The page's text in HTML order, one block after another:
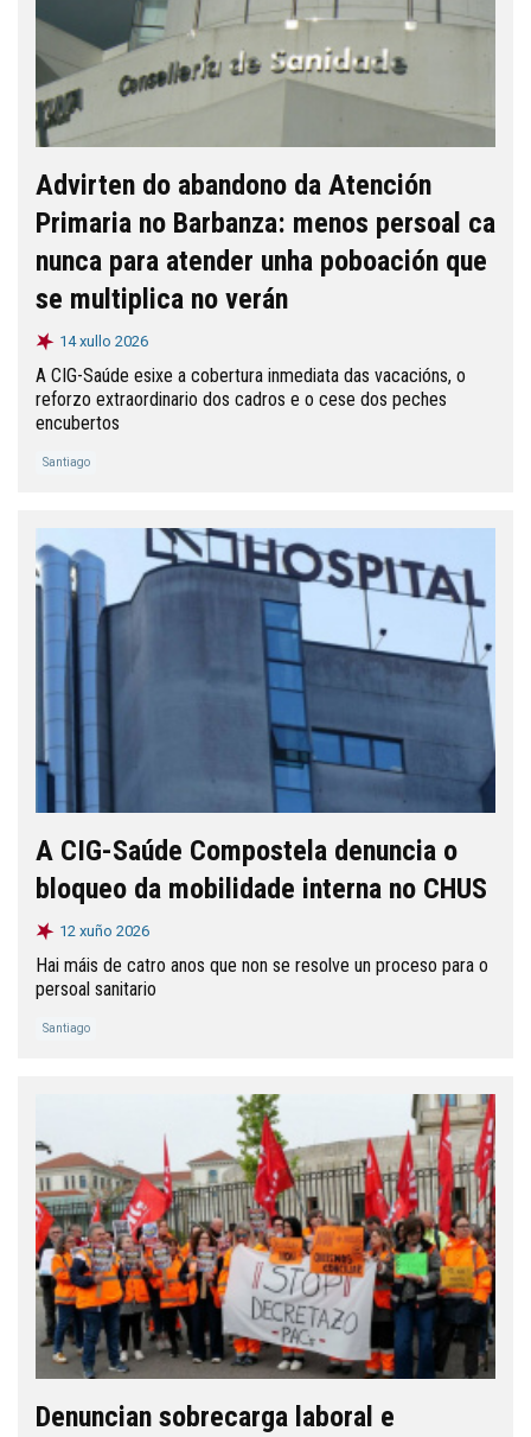
Advirten do abandono da Atención
Primaria no Barbanza: menos persoal ca
nunca para atender unha poboación que
se multiplica no verán
14 xullo 2026
A CIG-Saúde esixe a cobertura inmediata das vacacións, o
reforzo extraordinario dos cadros e o cese dos peches
encubertos
Santiago
A CIG-Saúde Compostela denuncia o
bloqueo da mobilidade interna no CHUS
12 xuño 2026
Hai máis de catro anos que non se resolve un proceso para o
persoal sanitario
Santiago
Denuncian sobrecarga laboral e